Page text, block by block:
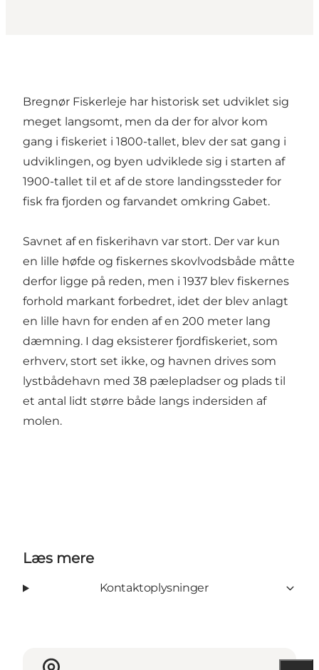
Bregnør Fiskerleje har historisk set udviklet sig
meget langsomt, men da der for alvor kom
gang i fiskeriet i 1800-tallet, blev der sat gang i
udviklingen, og byen udviklede sig i starten af
1900-tallet til et af de store landingssteder for
fisk fra fjorden og farvandet omkring Gabet.
Savnet af en fiskerihavn var stort. Der var kun
en lille høfde og fiskernes skovlvodsbåde måtte
derfor ligge på reden, men i 1937 blev fiskernes
forhold markant forbedret, idet der blev anlagt
en lille havn for enden af en 200 meter lang
dæmning. I dag eksisterer fjordfiskeriet, som
erhverv, stort set ikke, og havnen drives som
lystbådehavn med 38 pælepladser og plads til
et antal lidt større både langs indersiden af
molen.
Læs mere
Kontaktoplysninger